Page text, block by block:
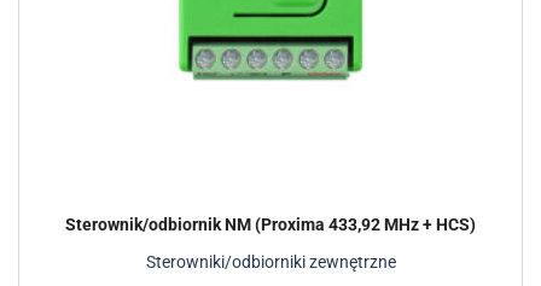
Sterowniki/odbiorniki zewnętrzne
Sterownik/odbiornik NM (Proxima 433,92 MHz + HCS)